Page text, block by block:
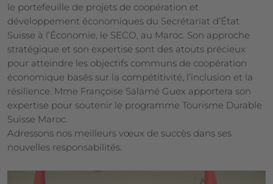
le portefeuille de projets de coopération et
développement économiques du Secrétariat d’État
Suisse à l’Économie, le SECO, au Maroc. Son approche
stratégique et son expertise sont des atouts précieux
pour atteindre les objectifs communs de coopération
économique basés sur la compétitivité, l’inclusion et la
résilience. Mme Françoise Salamé Guex apportera son
expertise pour soutenir le programme Tourisme Durable
Suisse Maroc.
Adressons nos meilleurs vœux de succès dans ses
nouvelles responsabilités.